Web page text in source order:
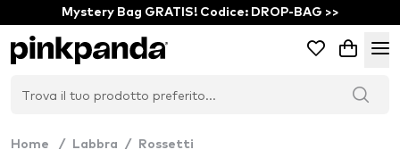
Mystery Bag GRATIS! Codice: DROP-BAG >>
Home / Labbra / Rossetti